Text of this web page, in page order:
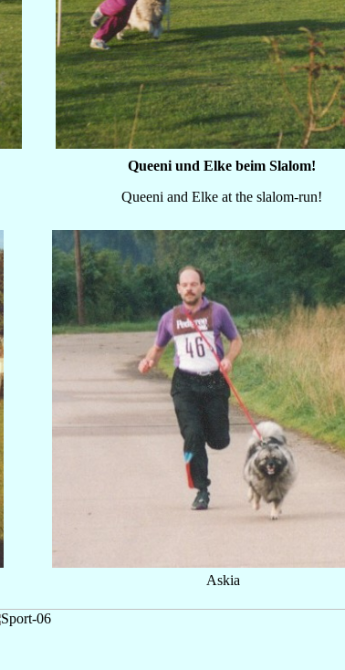
Queeni und Elke beim Slalom!
Queeni and Elke at the slalom-run!
Askia